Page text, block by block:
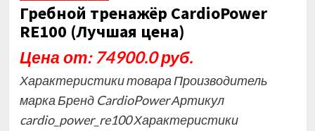
Гребной тренажёр CardioPower
RE100 (Лучшая цена)
Цена от: 74900.0 руб.
Характеристики товара Производитель
марка Бренд CardioPower Артикул
cardio_power_re100 Характеристики